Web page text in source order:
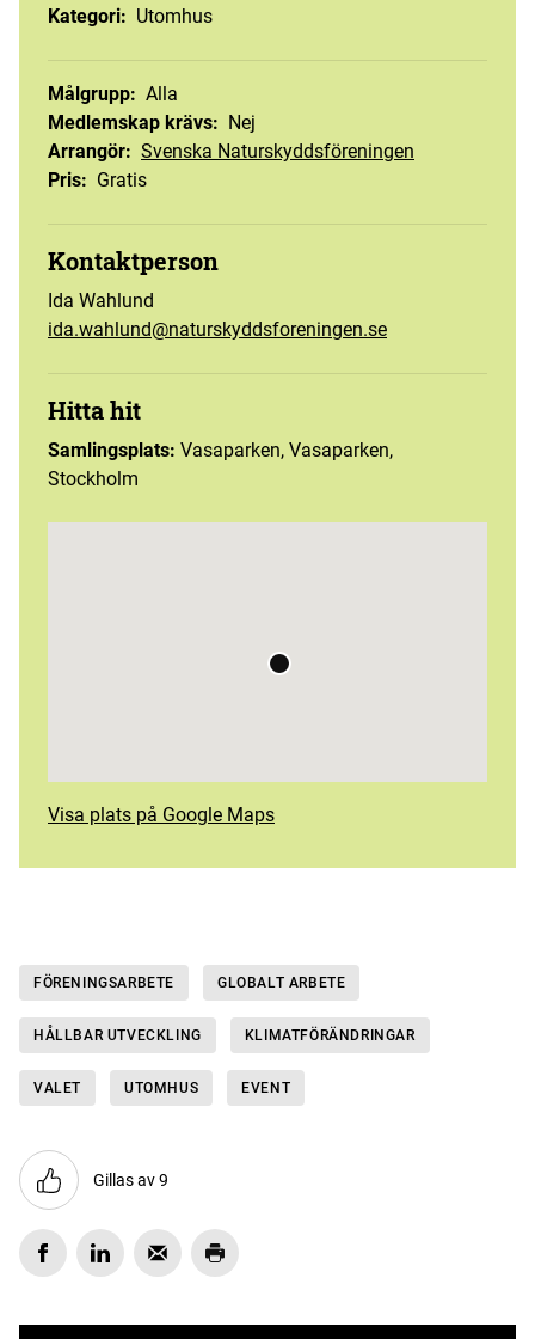
Kategori: Utomhus
Målgrupp: Alla
Medlemskap krävs: Nej
Arrangör: Svenska Naturskyddsföreningen
Pris: Gratis
Kontaktperson
Ida Wahlund
ida.wahlund@naturskyddsforeningen.se
Hitta hit
Samlingsplats: Vasaparken, Vasaparken,
Stockholm
Visa plats på Google Maps
FÖRENINGSARBETE GLOBALT ARBETE
HÅLLBAR UTVECKLING KLIMATFÖRÄNDRINGAR
VALET UTOMHUS EVENT
Gillas av 9